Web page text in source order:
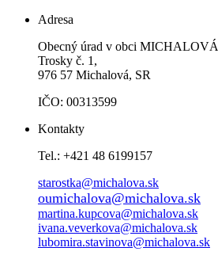
Adresa
Obecný úrad v obci MICHALOVÁ
Trosky č. 1,
976 57 Michalová, SR
IČO: 00313599
Kontakty
Tel.: +421 48 6199157
starostka@michalova.sk
oumichalova@michalova.sk
martina.kupcova@michalova.sk
ivana.veverkova@michalova.sk
lubomira.stavinova@michalova.sk